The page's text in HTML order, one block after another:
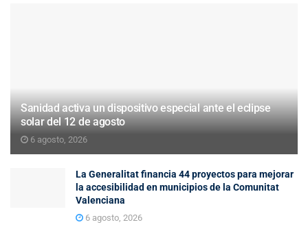
Sanidad activa un dispositivo especial ante el eclipse
solar del 12 de agosto
6 agosto, 2026
La Generalitat financia 44 proyectos para mejorar
la accesibilidad en municipios de la Comunitat
Valenciana
6 agosto, 2026